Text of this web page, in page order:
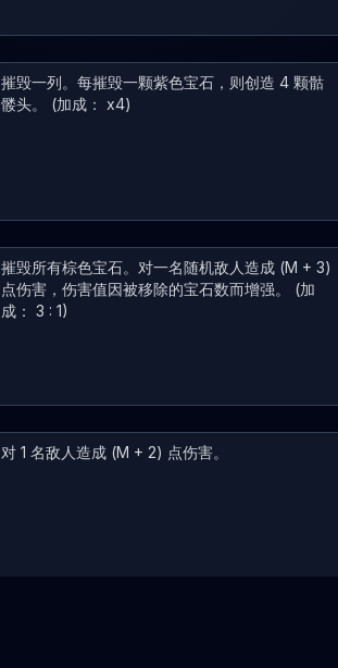
摧毁一列。每摧毁一颗紫色宝石，则创造 4 颗骷
髅头。 (加成： x4)
摧毁所有棕色宝石。对一名随机敌人造成 (M + 3)
点伤害，伤害值因被移除的宝石数而增强。 (加
成： 3 : 1)
对 1 名敌人造成 (M + 2) 点伤害。